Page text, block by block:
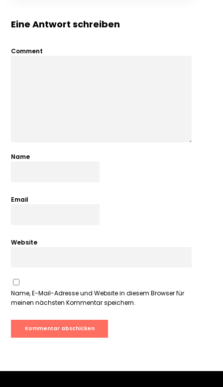
Eine Antwort schreiben
Comment
Name
Email
Website
Name, E-Mail-Adresse und Website in diesem Browser für
meinen nächsten Kommentar speichern.